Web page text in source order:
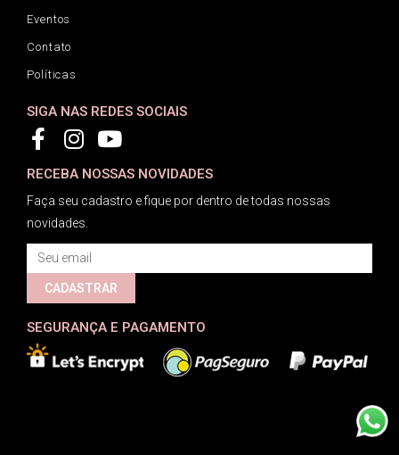
Eventos
Contato
Políticas
SIGA NAS REDES SOCIAIS
RECEBA NOSSAS NOVIDADES
Faça seu cadastro e fique por dentro de todas nossas
novidades.
CADASTRAR
SEGURANÇA E PAGAMENTO